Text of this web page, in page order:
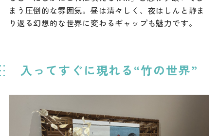
まう圧倒的な雰囲気。昼は清々しく、夜はしんと静ま
り返る幻想的な世界に変わるギャップも魅力です。
入ってすぐに現れる“竹の世界”